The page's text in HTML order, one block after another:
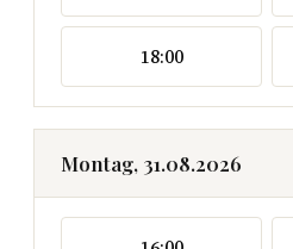
18:00
Montag, 31.08.2026